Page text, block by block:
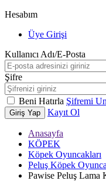
Hesabım
Üye Girişi
Kullanıcı Adı/E-Posta
Şifre
Beni Hatırla Şifremi
Giriş Yap Kayıt Ol
Anasayfa
KÖPEK
Köpek Oyuncakları
Peluş Köpek
Pawise Peluş Lama